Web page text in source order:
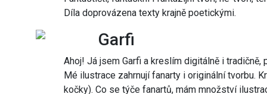
Díla doprovázena texty krajně poetickými.
Garfi
Ahoj! Já jsem Garfi a kreslím digitálně i tradičně,
Mé ilustrace zahrnují fanarty i originální tvorbu.
kočky). Co se týče fanartů, mám množství